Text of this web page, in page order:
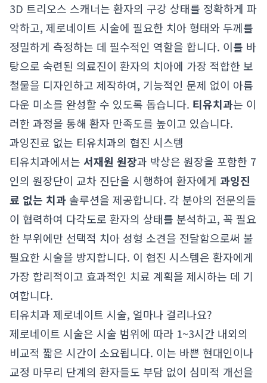
3D 트리오스 스캐너는 환자의 구강 상태를 정확하게 파
악하고, 제로네이트 시술에 필요한 치아 형태와 두께를
정밀하게 측정하는 데 필수적인 역할을 합니다. 이를 바
탕으로 숙련된 의료진이 환자의 치아에 가장 적합한 보
철물을 디자인하고 제작하여, 기능적인 문제 없이 아름
다운 미소를 완성할 수 있도록 돕습니다. 티유치과는 이
러한 과정을 통해 환자 만족도를 높이고 있습니다.
과잉진료 없는 티유치과의 협진 시스템
티유치과에서는 서재원 원장과 박상은 원장을 포함한 7
인의 원장단이 교차 진단을 시행하여 환자에게 과잉진
료 없는 치과 솔루션을 제공합니다. 각 분야의 전문의들
이 협력하여 다각도로 환자의 상태를 분석하고, 꼭 필요
한 부위에만 선택적 치아 성형 소견을 전달함으로써 불
필요한 시술을 방지합니다. 이 협진 시스템은 환자에게
가장 합리적이고 효과적인 치료 계획을 제시하는 데 기
여합니다.
티유치과 제로네이트 시술, 얼마나 걸리나요?
제로네이트 시술은 시술 범위에 따라 1~3시간 내외의
비교적 짧은 시간이 소요됩니다. 이는 바쁜 현대인이나
교정 마무리 단계의 환자들도 부담 없이 심미적 개선을